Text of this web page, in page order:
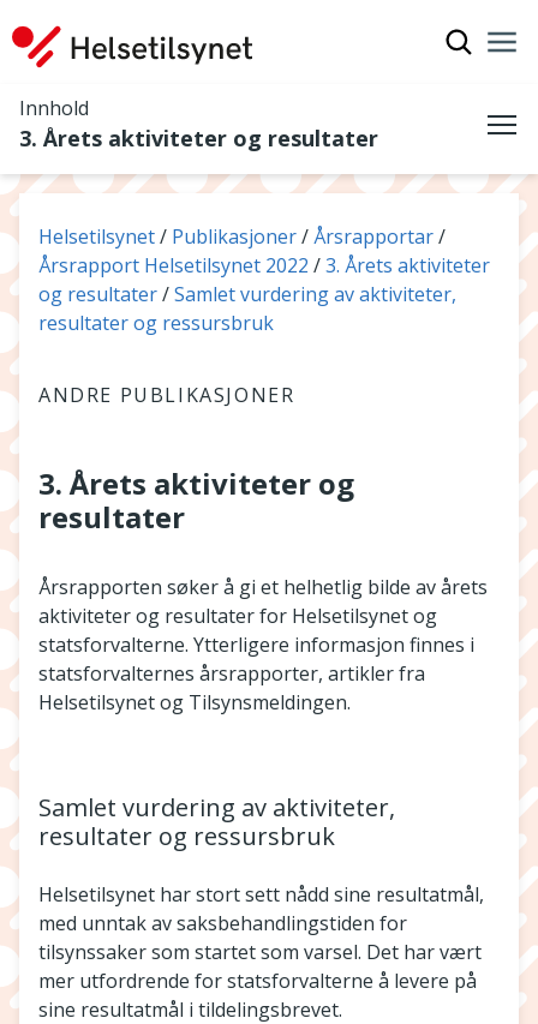
Innhold
3. Årets aktiviteter og resultater
Du er her:
Helsetilsynet Publikasjoner
Årsrapportar
Årsrapport Helsetilsynet 2022
3. Årets aktiviteter
og resultater
Samlet vurdering av aktiviteter,
resultater og ressursbruk
ANDRE PUBLIKASJONER
3. Årets aktiviteter og
resultater
Årsrapporten søker å gi et helhetlig bilde av årets
aktiviteter og resultater for Helsetilsynet og
statsforvalterne. Ytterligere informasjon finnes i
statsforvalternes årsrapporter, artikler fra
Helsetilsynet og Tilsynsmeldingen.
Samlet vurdering av aktiviteter,
resultater og ressursbruk
Helsetilsynet har stort sett nådd sine resultatmål,
med unntak av saksbehandlingstiden for
tilsynssaker som startet som varsel. Det har vært
mer utfordrende for statsforvalterne å levere på
sine resultatmål i tildelingsbrevet.